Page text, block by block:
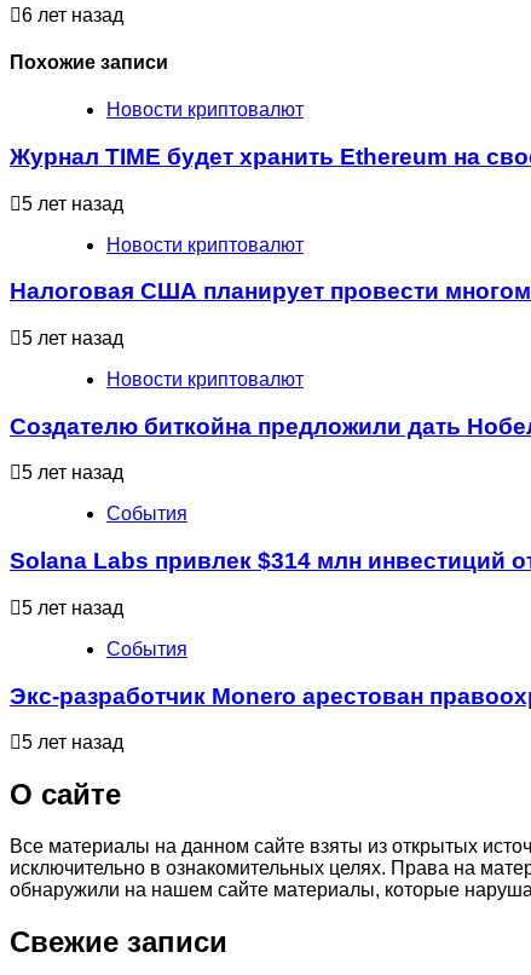
6 лет назад
Похожие записи
Новости криптовалют
Журнал TIME будет хранить Ethereum на
5 лет назад
Новости криптовалют
Налоговая США планирует провести
5 лет назад
Новости криптовалют
Создателю биткойна предложили дать
5 лет назад
События
Solana Labs привлек $314 млн инвестиций
5 лет назад
События
Экс-разработчик Monero арестован
5 лет назад
О сайте
Все материалы на данном сайте взяты из открытых
исключительно в ознакомительных целях. Права на
обнаружили на нашем сайте материалы, которые
Свежие записи